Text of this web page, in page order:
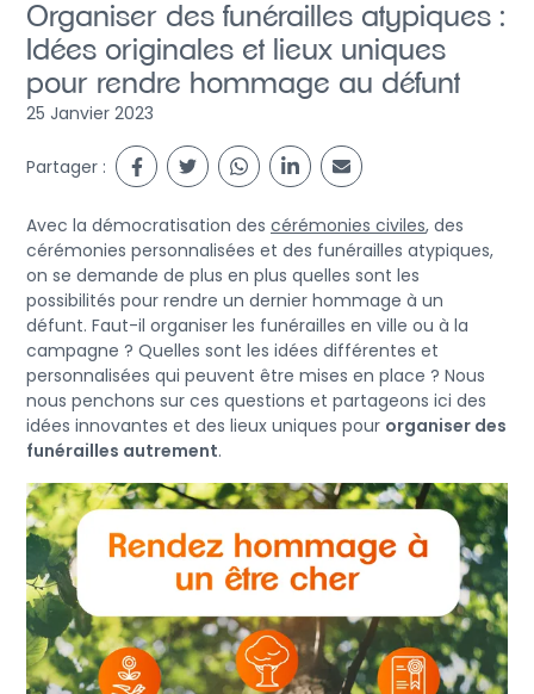
Organiser des funérailles atypiques :
Idées originales et lieux uniques
pour rendre hommage au défunt
25 Janvier 2023
Partager :
Avec la démocratisation des cérémonies civiles, des
cérémonies personnalisées et des funérailles atypiques,
on se demande de plus en plus quelles sont les
possibilités pour rendre un dernier hommage à un
défunt. Faut-il organiser les funérailles en ville ou à la
campagne ? Quelles sont les idées différentes et
personnalisées qui peuvent être mises en place ? Nous
nous penchons sur ces questions et partageons ici des
idées innovantes et des lieux uniques pour organiser des
funérailles autrement.